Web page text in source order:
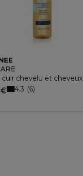
cuir chevelu et cheveux
4.3 6